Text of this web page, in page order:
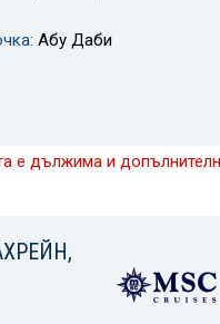
Абу Даби
е дължима и